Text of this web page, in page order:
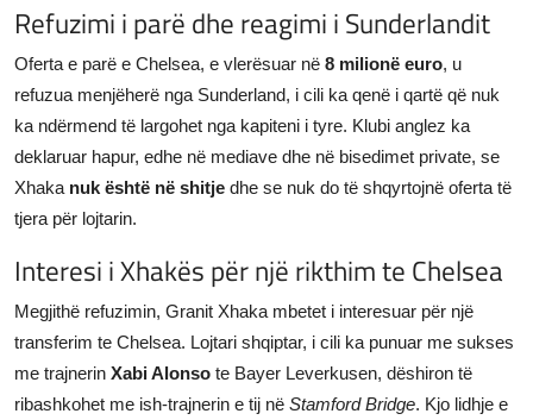
Refuzimi i parë dhe reagimi i Sunderlandit
Oferta e parë e Chelsea, e vlerësuar në 8 milionë euro, u
refuzua menjëherë nga Sunderland, i cili ka qenë i qartë që nuk
ka ndërmend të largohet nga kapiteni i tyre. Klubi anglez ka
deklaruar hapur, edhe në mediave dhe në bisedimet private, se
Xhaka nuk është në shitje dhe se nuk do të shqyrtojnë oferta të
tjera për lojtarin.
Interesi i Xhakës për një rikthim te Chelsea
Megjithë refuzimin, Granit Xhaka mbetet i interesuar për një
transferim te Chelsea. Lojtari shqiptar, i cili ka punuar me sukses
me trajnerin Xabi Alonso te Bayer Leverkusen, dëshiron të
ribashkohet me ish-trajnerin e tij në Stamford Bridge. Kjo lidhje e